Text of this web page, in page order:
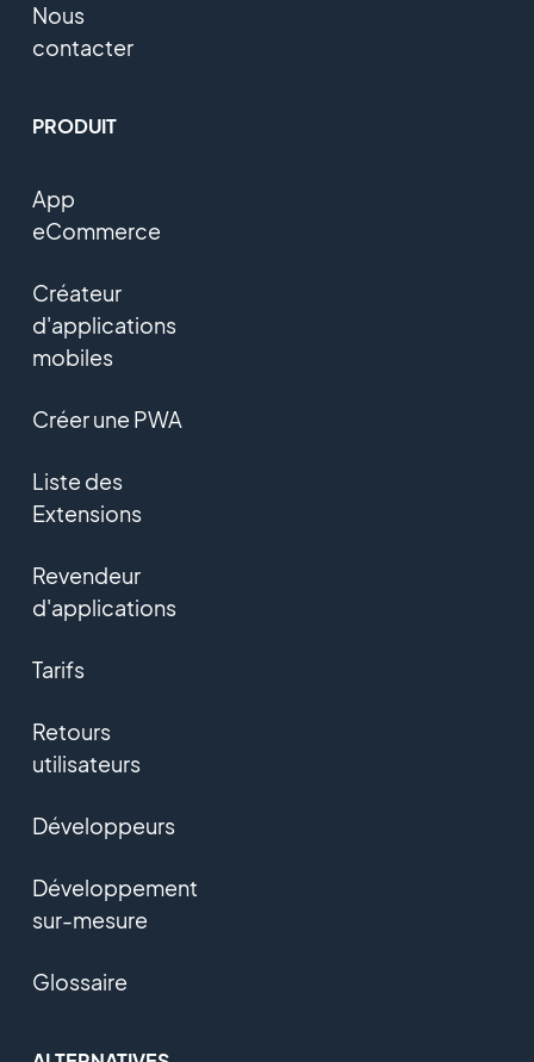
Nous
contacter
PRODUIT
App
eCommerce
Créateur
d'applications
mobiles
Créer une PWA
Liste des
Extensions
Revendeur
d'applications
Tarifs
Retours
utilisateurs
Développeurs
Développement
sur-mesure
Glossaire